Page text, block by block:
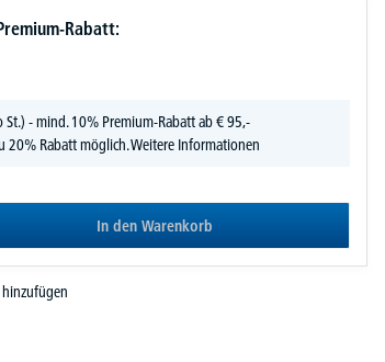
Rabatt:
St.) - mind. 10% Premium-Rabatt ab € 95,-
20% Rabatt möglich.Weitere Informationen
In den Warenkorb